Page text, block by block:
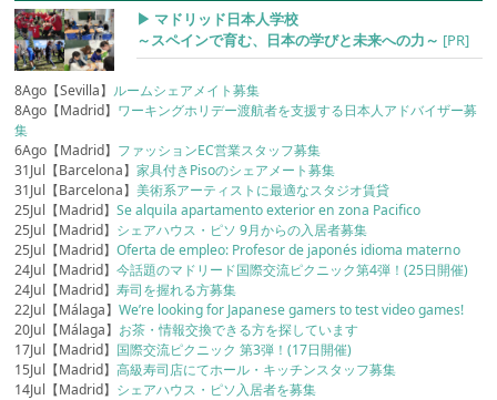
▶︎ マドリッド日本人学校
～スペインで育む、日本の学びと未来への力～ [PR]
8Ago【Sevilla】 ルームシェアメイト募集
8Ago【Madrid】 ワーキングホリデー渡航者を支援する日本人アドバイザー募
集
6Ago【Madrid】 ファッションEC営業スタッフ募集
31Jul【Barcelona】家具付きPisoのシェアメート募集
31Jul【Barcelona】美術系アーティストに最適なスタジオ賃貸
25Jul【Madrid】Se alquila apartamento exterior en zona Pacifico
25Jul【Madrid】 シェアハウス・ピソ 9月からの入居者募集
25Jul【Madrid】Oferta de empleo: Profesor de japonés idioma materno
24Jul【Madrid】今話題のマドリード国際交流ピクニック第4弾！(25日開催)
24Jul【Madrid】寿司を握れる方募集
22Jul【Málaga】We’re looking for Japanese gamers to test video games!
20Jul【Málaga】 お茶・情報交換できる方を探しています
17Jul【Madrid】 国際交流ピクニック 第3弾！(17日開催)
15Jul【Madrid】高級寿司店にてホール・キッチンスタッフ募集
14Jul【Madrid】 シェアハウス・ピソ入居者を募集